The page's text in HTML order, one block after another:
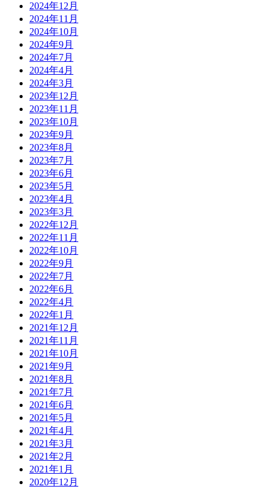
2024年12月
2024年11月
2024年10月
2024年9月
2024年7月
2024年4月
2024年3月
2023年12月
2023年11月
2023年10月
2023年9月
2023年8月
2023年7月
2023年6月
2023年5月
2023年4月
2023年3月
2022年12月
2022年11月
2022年10月
2022年9月
2022年7月
2022年6月
2022年4月
2022年1月
2021年12月
2021年11月
2021年10月
2021年9月
2021年8月
2021年7月
2021年6月
2021年5月
2021年4月
2021年3月
2021年2月
2021年1月
2020年12月